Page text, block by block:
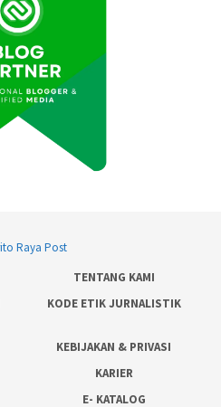
TENTANG KAMI
KODE ETIK JURNALISTIK
KEBIJAKAN & PRIVASI
KARIER
E- KATALOG